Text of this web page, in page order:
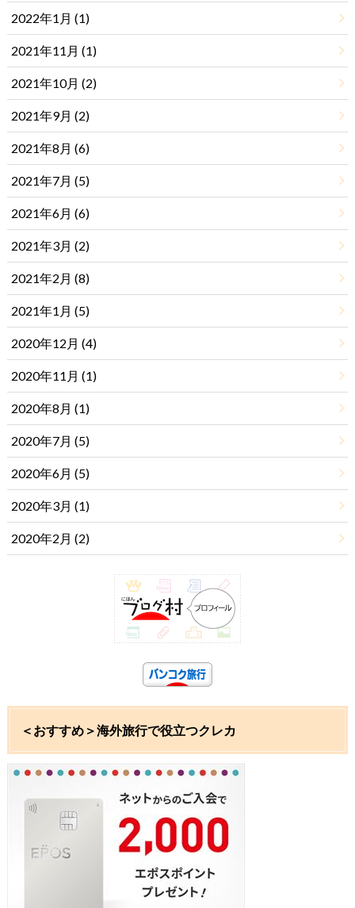
2022年1月 (1)
2021年11月 (1)
2021年10月 (2)
2021年9月 (2)
2021年8月 (6)
2021年7月 (5)
2021年6月 (6)
2021年3月 (2)
2021年2月 (8)
2021年1月 (5)
2020年12月 (4)
2020年11月 (1)
2020年8月 (1)
2020年7月 (5)
2020年6月 (5)
2020年3月 (1)
2020年2月 (2)
＜おすすめ＞海外旅行で役立つクレカ